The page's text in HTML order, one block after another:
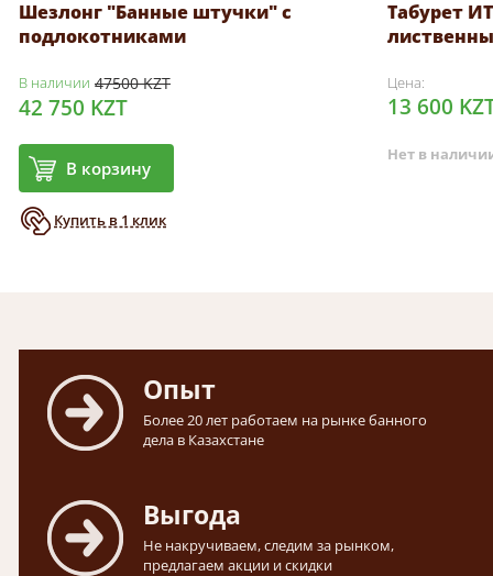
Шезлонг "Банные штучки" с
подлокотниками
В наличии 47500 KZT
42 750 KZT
В корзину
Купить в 1 клик
Табурет
Цена:
13 600
Нет в
Опыт
Более 20 лет работаем на рынке банного
дела в Казахстане
Выгода
Не накручиваем, следим за рынком,
предлагаем акции и скидки